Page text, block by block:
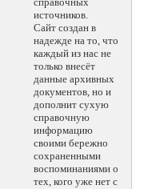
источников.
Сайт создан в
надежде на то, что
каждый из нас не
только внесёт
данные архивных
документов, но и
дополнит сухую
справочную
информацию
своими бережно
сохраненными
воспоминаниями о
тех, кого уже нет с